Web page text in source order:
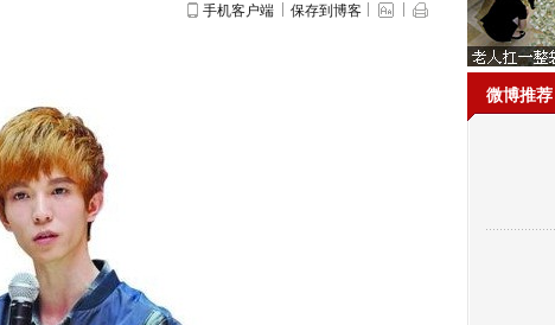
手机客户端 保存到博客
微博推荐